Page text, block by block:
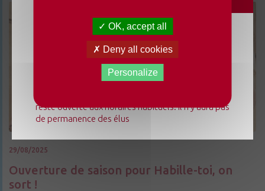
29/08/2025
Ouverture de saison pour Habille-toi, on
sort !
Du lundi 3 août au dimanche 23 août 2026, la
mairie déléguée de Chenillé-Changé adapte ses
horaires ⚠ Elle sera fermée les jeudis, ouverte les
lundis 3, 10 et 17 août de 9h à 12h. L'accueil de la
reste ouverte aux horaires habituels. Il n'y aura pas
de permanence des élus
OK, accept all
Deny all cookies
Personalize